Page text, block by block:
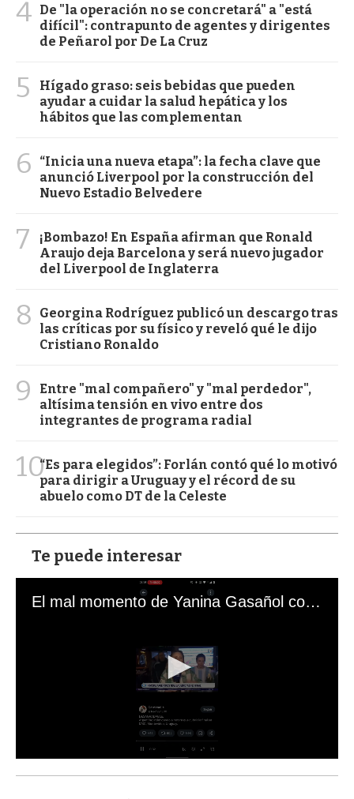
4 De "la operación no se concretará" a "está
difícil": contrapunto de agentes y dirigentes
de Peñarol por De La Cruz
5
Hígado graso: seis bebidas que pueden
ayudar a cuidar la salud hepática y los
hábitos que las complementan
6
“Inicia una nueva etapa”: la fecha clave que
anunció Liverpool por la construcción del
Nuevo Estadio Belvedere
7
¡Bombazo! En España afirman que Ronald
Araujo deja Barcelona y será nuevo jugador
del Liverpool de Inglaterra
8
Georgina Rodríguez publicó un descargo tras
las críticas por su físico y reveló qué le dijo
Cristiano Ronaldo
9
Entre "mal compañero" y "mal perdedor",
altísima tensión en vivo entre dos
integrantes de programa radial
10“Es para elegidos”: Forlán contó qué lo motivó
para dirigir a Uruguay y el récord de su
abuelo como DT de la Celeste
Te puede interesar
El mal momento de Yanina Gasañol con un hincha argentino en "Subrayado"
s